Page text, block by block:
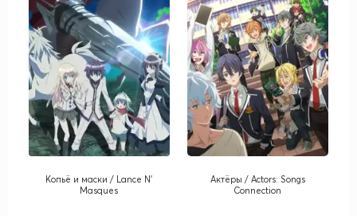
Копьё и маски / Lance N'
Masques
Актёры / Actors: Songs
Connection